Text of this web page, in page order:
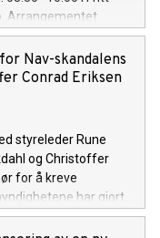
Arrangementet
2026 – verdens
– som lanseres
Nav-skandalens
Conrad Eriksen
styreleder Rune
og Christoffer
for å kreve
har gjort
rettssikkerhet.